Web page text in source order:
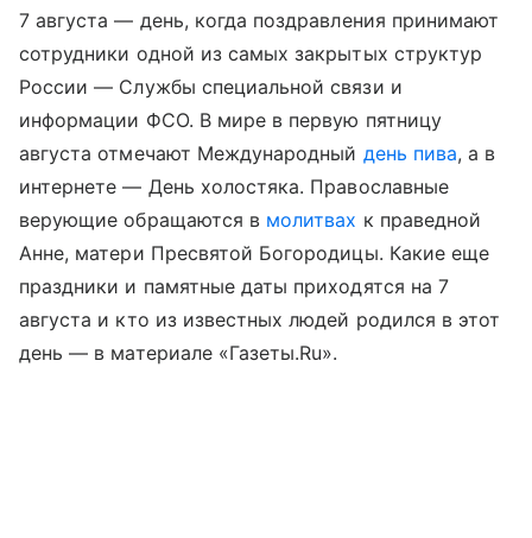
7 августа — день, когда поздравления принимают
сотрудники одной из самых закрытых структур
России — Службы специальной связи и
информации ФСО. В мире в первую пятницу
августа отмечают Международный день пива, а в
интернете — День холостяка. Православные
верующие обращаются в молитвах к праведной
Анне, матери Пресвятой Богородицы. Какие еще
праздники и памятные даты приходятся на 7
августа и кто из известных людей родился в этот
день — в материале «Газеты.Ru».